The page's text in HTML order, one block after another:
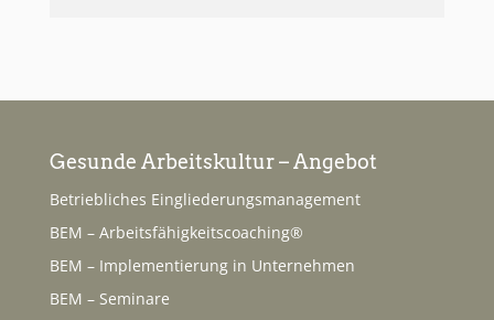
Gesunde Arbeitskultur – Angebot
Betriebliches Eingliederungsmanagement
BEM – Arbeitsfähigkeitscoaching®
BEM – Implementierung in Unternehmen
BEM – Seminare